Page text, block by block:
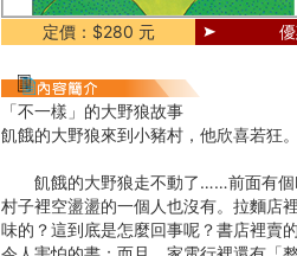
定價：$280 元
「不一樣」的大野狼故事
飢餓的大野狼來到小豬村，他欣喜若
飢餓的大野狼走不動了……前面有個
村子裡空盪盪的一個人也沒有。拉麵店
味的？這到底是怎麼回事呢？書店裡賣